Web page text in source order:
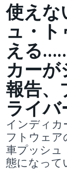
使えな
ュ・
える
カー
報告、
ライバ
インディカ
フトウェア
車プッシュ
態になって